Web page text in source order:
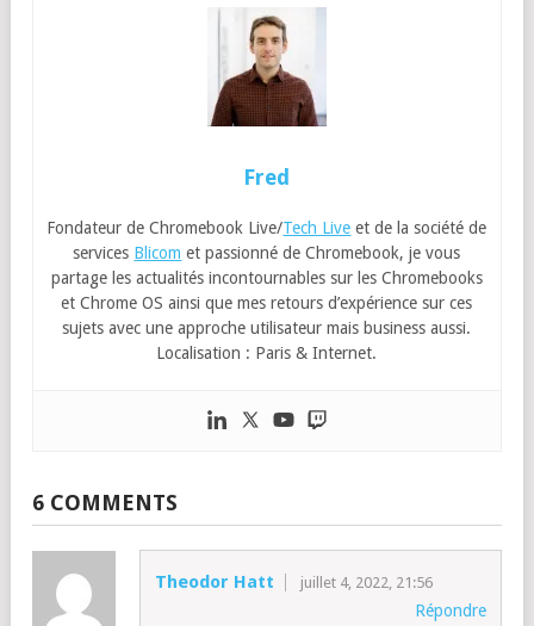
Fred
Fondateur de Chromebook Live/Tech Live et de la société de
services Blicom et passionné de Chromebook, je vous
partage les actualités incontournables sur les Chromebooks
et Chrome OS ainsi que mes retours d’expérience sur ces
sujets avec une approche utilisateur mais business aussi.
Localisation : Paris & Internet.
6 COMMENTS
Theodor Hatt juillet 4, 2022, 21:56
Répondre